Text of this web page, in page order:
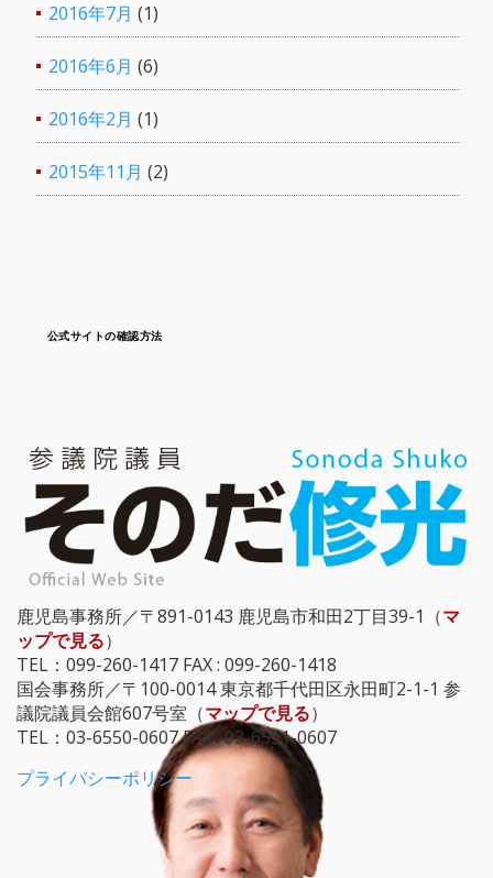
2016年7月 (1)
2016年6月 (6)
2016年2月 (1)
2015年11月 (2)
公式サイトの確認方法
鹿児島事務所／〒891-0143 鹿児島市和田2丁目39-1（マ
ップで見る）
TEL：099-260-1417 FAX : 099-260-1418
国会事務所／〒100-0014 東京都千代田区永田町2-1-1 参
議院議員会館607号室（マップで見る）
TEL：03-6550-0607 FAX : 03-6551-0607
プライバシーポリシー